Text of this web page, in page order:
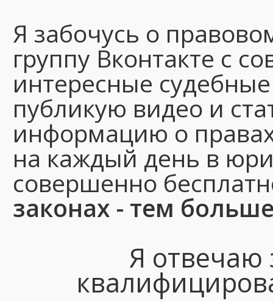
Я забочусь о
группу Вконтакте с
интересные
публикую видео и
информацию о
на каждый день в
совершенно
законах - тем
Я отвечаю